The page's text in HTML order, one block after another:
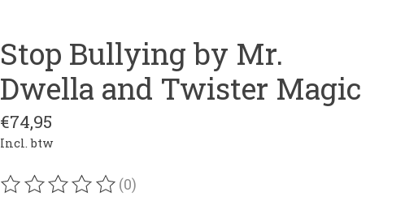
Stop Bullying by Mr.
Dwella and Twister Magic
€74,95
Incl. btw
De beoordeling van dit product is
(0)